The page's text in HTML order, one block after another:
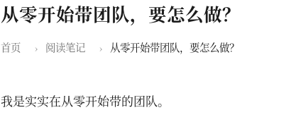
从零开始带团队，要怎么做？
首页 › 阅读笔记 › 从零开始带团队，要怎么做？
​​我是实实在从零开始带的团队。